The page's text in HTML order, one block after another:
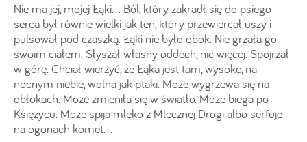
Nie ma jej, mojej Łąki… Ból, który zakradł się do psiego
serca był równie wielki jak ten, który przewiercał uszy i
pulsował pod czaszką. Łąki nie było obok. Nie grzała go
swoim ciałem. Słyszał własny oddech, nic więcej. Spojrzał
w górę. Chciał wierzyć, że Łąka jest tam, wysoko, na
nocnym niebie, wolna jak ptaki. Może wygrzewa się na
obłokach. Może zmieniła się w światło. Może biega po
Księżycu. Może spija mleko z Mlecznej Drogi albo serfuje
na ogonach komet…